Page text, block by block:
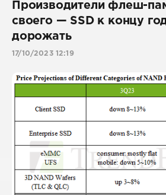
Производители флеш-
своего — SSD к концу
дорожать
17/10/2023 12:19